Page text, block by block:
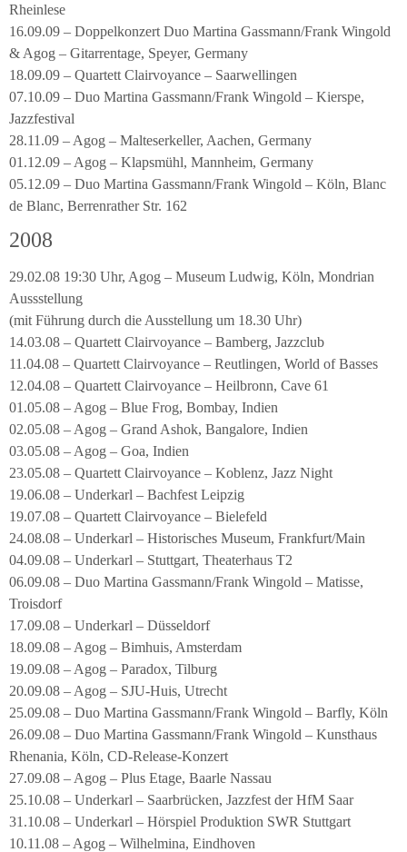
Rheinlese
16.09.09 – Doppelkonzert Duo Martina Gassmann/Frank Wingold
& Agog – Gitarrentage, Speyer, Germany
18.09.09 – Quartett Clairvoyance – Saarwellingen
07.10.09 – Duo Martina Gassmann/Frank Wingold – Kierspe,
Jazzfestival
28.11.09 – Agog – Malteserkeller, Aachen, Germany
01.12.09 – Agog – Klapsmühl, Mannheim, Germany
05.12.09 – Duo Martina Gassmann/Frank Wingold – Köln, Blanc
de Blanc, Berrenrather Str. 162
2008
29.02.08 19:30 Uhr, Agog – Museum Ludwig, Köln, Mondrian
Aussstellung
(mit Führung durch die Ausstellung um 18.30 Uhr)
14.03.08 – Quartett Clairvoyance – Bamberg, Jazzclub
11.04.08 – Quartett Clairvoyance – Reutlingen, World of Basses
12.04.08 – Quartett Clairvoyance – Heilbronn, Cave 61
01.05.08 – Agog – Blue Frog, Bombay, Indien
02.05.08 – Agog – Grand Ashok, Bangalore, Indien
03.05.08 – Agog – Goa, Indien
23.05.08 – Quartett Clairvoyance – Koblenz, Jazz Night
19.06.08 – Underkarl – Bachfest Leipzig
19.07.08 – Quartett Clairvoyance – Bielefeld
24.08.08 – Underkarl – Historisches Museum, Frankfurt/Main
04.09.08 – Underkarl – Stuttgart, Theaterhaus T2
06.09.08 – Duo Martina Gassmann/Frank Wingold – Matisse,
Troisdorf
17.09.08 – Underkarl – Düsseldorf
18.09.08 – Agog – Bimhuis, Amsterdam
19.09.08 – Agog – Paradox, Tilburg
20.09.08 – Agog – SJU-Huis, Utrecht
25.09.08 – Duo Martina Gassmann/Frank Wingold – Barfly, Köln
26.09.08 – Duo Martina Gassmann/Frank Wingold – Kunsthaus
Rhenania, Köln, CD-Release-Konzert
27.09.08 – Agog – Plus Etage, Baarle Nassau
25.10.08 – Underkarl – Saarbrücken, Jazzfest der HfM Saar
31.10.08 – Underkarl – Hörspiel Produktion SWR Stuttgart
10.11.08 – Agog – Wilhelmina, Eindhoven